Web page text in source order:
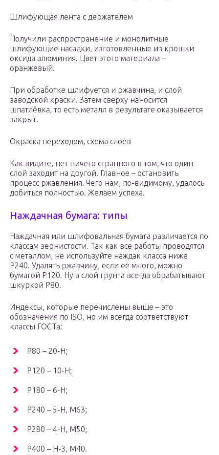
Шлифующая лента с держателем
Получили распространение и монолитные
шлифующие насадки, изготовленные из крошки
оксида алюминия. Цвет этого материала –
оранжевый.
При обработке шлифуется и ржавчина, и слой
заводской краски. Затем сверху наносится
шпатлёвка, то есть металл в результате оказывается
закрыт.
Окраска переходом, схема слоёв
Как видите, нет ничего странного в том, что один
слой заходит на другой. Главное – остановить
процесс ржавления. Чего нам, по-видимому, удалось
добиться полностью. Желаем успеха.
Наждачная бумага: типы
Наждачная или шлифовальная бумага различается по
классам зернистости. Так как все работы проводятся
с металлом, не используйте наждак класса ниже
P240. Удалять ржавчину, если её много, можно
бумагой P120. Ну а слой грунта всегда обрабатывают
шкуркой P80.
Индексы, которые перечислены выше – это
обозначения по ISO, но им всегда соответствуют
классы ГОСТа:
P80 – 20-Н;
P120 – 10-Н;
P180 – 6-Н;
P240 – 5-Н, М63;
P280 – 4-Н, М50;
P400 – Н-3, М40.